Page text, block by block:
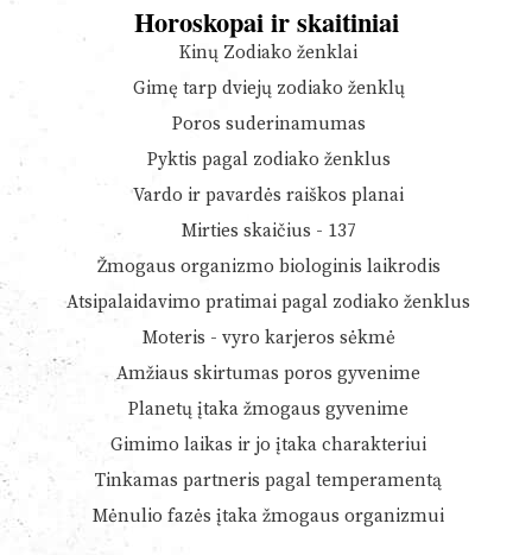
Horoskopai ir skaitiniai
Kinų Zodiako ženklai
Gimę tarp dviejų zodiako ženklų
Poros suderinamumas
Pyktis pagal zodiako ženklus
Vardo ir pavardės raiškos planai
Mirties skaičius - 137
Žmogaus organizmo biologinis laikrodis
Atsipalaidavimo pratimai pagal zodiako ženklus
Moteris - vyro karjeros sėkmė
Amžiaus skirtumas poros gyvenime
Planetų įtaka žmogaus gyvenime
Gimimo laikas ir jo įtaka charakteriui
Tinkamas partneris pagal temperamentą
Mėnulio fazės įtaka žmogaus organizmui